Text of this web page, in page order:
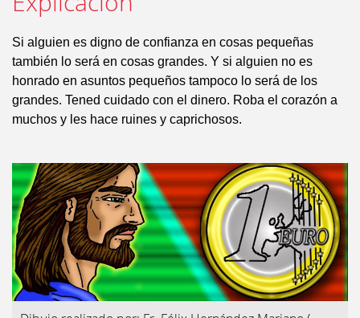
Si alguien es digno de confianza en cosas pequeñas
también lo será en cosas grandes. Y si alguien no es
honrado en asuntos pequeños tampoco lo será de los
grandes. Tened cuidado con el dinero. Roba el corazón a
muchos y les hace ruines y caprichosos.